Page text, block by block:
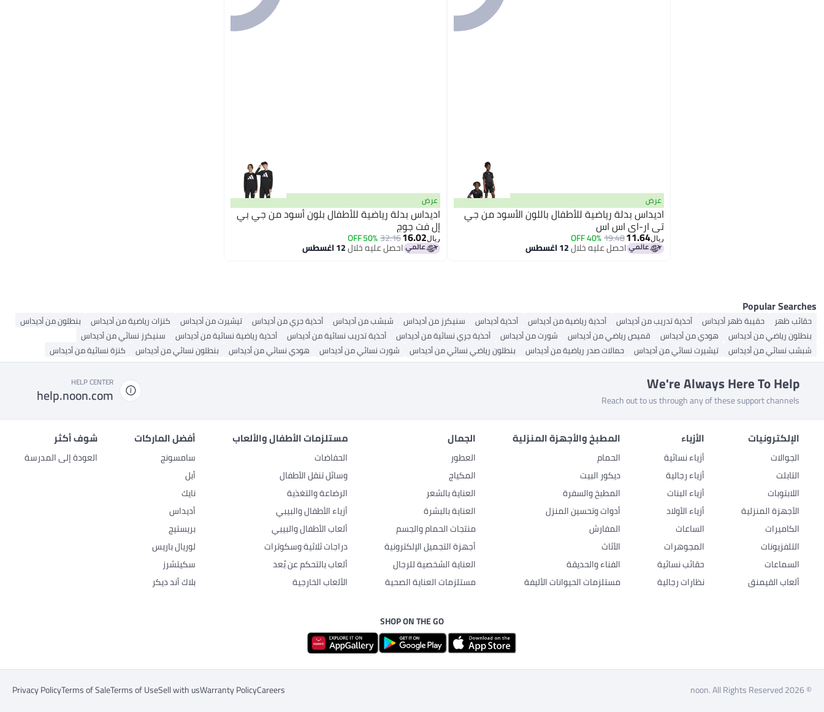
عرض
اديداس بدلة رياضية للأطفال باللون الأسود من جي
تي ار-اي اس اس
ريال11.64
19.48
40% OFF
احصل عليه خلال12 اغسطس
عرض
اديداس بدلة رياضية للأطفال بلون أسود من جي بي
إل فت جوج
ريال16.02
32.16
50% OFF
احصل عليه خلال12 اغسطس
Popular Searches
حقائب ظهر حقيبة ظهر أديداس أحذية تدريب من أديداس أحذية رياضية من أديداس أحذية أديداس سنيكرز من أديداس شبشب من أديداس أحذية جري من أديداس تيشيرت من أديداس كنزات رياضية من أديداس
بنطلون من أديداس
بنطلون رياضي من أديداس
هودي من أديداس قميص رياضي من أديداس شورت من أديداس أحذية جري نسائية من أديداس أحذية تدريب نسائية من أديداس أحذية رياضية نسائية من أديداس
سنيكرز نسائي من أديداس
شبشب نسائي من أديداس
تيشيرت نسائي من أديداس حمالات صدر رياضية من أديداس بنطلون رياضي نسائي من أديداس شورت نسائي من أديداس هودي نسائي من أديداس بنطلون نسائي من أديداس كنزة نسائية من أديداس
We're Always Here To Help
Reach out to us through any of these support channels
HELP CENTER
help.noon.com
الإلكترونيات
الجوالات
التابلت
اللابتوبات
الأجهزة المنزلية
الكاميرات
التلفزيونات
السماعات
ألعاب القيمنق
الأزياء
أزياء نسائية
أزياء رجالية
أزياء البنات
أزياء الأولاد
الساعات
المجوهرات
حقائب نسائية
نظارات رجالية
المطبخ والأجهزة المنزلية
الحمام
ديكور البيت
المطبخ والسفرة
أدوات وتحسين المنزل
المفارش
الأثاث
الفناء والحديقة
مستلزمات الحيوانات الأليفة
الجمال
العطور
المكياج
العناية بالشعر
العناية بالبشرة
منتجات الحمام والجسم
أجهزة التجميل الإلكترونية
العناية الشخصية للرجال
مستلزمات العناية الصحية
مستلزمات الأطفال والألعاب
الحفاضات
وسائل تنقل الأطفال
الرضاعة والتغذية
أزياء الأطفال والبيبي
ألعاب الأطفال والبيبي
دراجات ثلاثية وسكوترات
ألعاب بالتحكم عن بُعد
الألعاب الخارجية
أفضل الماركات
سامسونج
أبل
نايك
أديداس
بريستيج
لوريال باريس
سكيتشرز
بلاك أند ديكر
شوف أكثر
العودة إلى المدرسة
SHOP ON THE GO
© 2026 noon. All Rights Reserved
Careers
Warranty Policy
Sell with us
Terms of Use
Terms of Sale
Privacy Policy